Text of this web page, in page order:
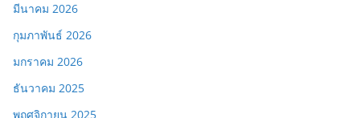
มีนาคม 2026
กุมภาพันธ์ 2026
มกราคม 2026
ธันวาคม 2025
พฤศจิกายน 2025